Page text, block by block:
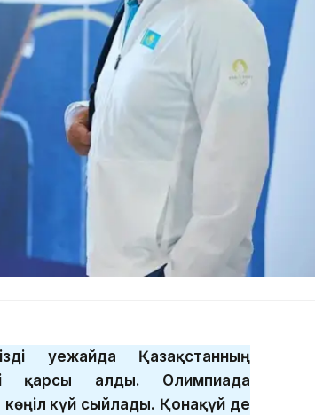
әуежайда Қазақстанның
қарсы алды. Олимпиада
күй сыйлады. Қонақүй де